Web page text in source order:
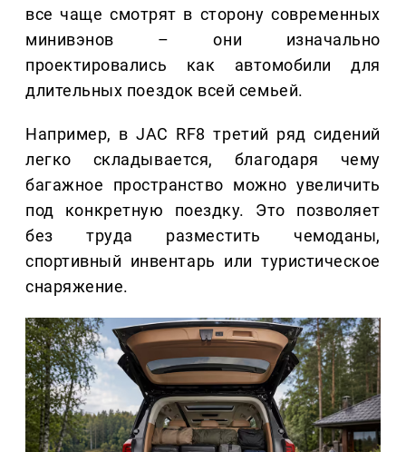
все чаще смотрят в сторону современных
минивэнов – они изначально
проектировались как автомобили для
длительных поездок всей семьей.
Например, в JAC RF8 третий ряд сидений
легко складывается, благодаря чему
багажное пространство можно увеличить
под конкретную поездку. Это позволяет
без труда разместить чемоданы,
спортивный инвентарь или туристическое
снаряжение.